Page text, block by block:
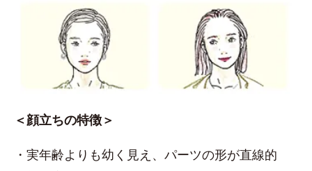
＜顔立ちの特徴＞
・実年齢よりも幼く見え、パーツの形が直線的